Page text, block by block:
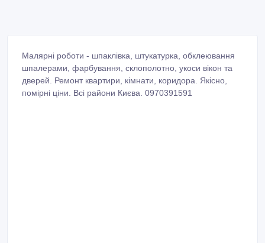
Малярні роботи - шпаклівка, штукатурка, обклеювання
шпалерами, фарбування, склополотно, укоси вікон та
дверей. Ремонт квартири, кімнати, коридора. Якісно,
помірні ціни. Всі райони Києва. 0970391591